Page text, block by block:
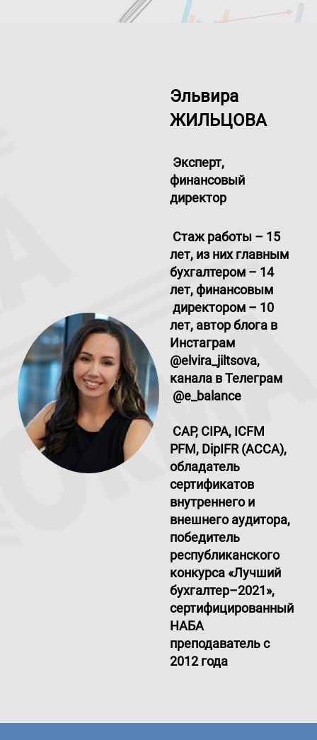
Эльвира
ЖИЛЬЦОВА
Эксперт,
финансовый
директор
Стаж работы – 15
лет, из них главным
бухгалтером – 14
лет, финансовым
директором – 10
лет, автор блога в
Инстаграм
@elvira jiltsova,
канала в Телеграм
@e balance
CAP, CIPA, ICFM
PFM, DipIFR (ACCA),
обладатель
сертификатов
внутреннего и
внешнего аудитора,
победитель
республиканского
конкурса «Лучший
бухгалтер–2021»,
сертифицированный
НАБА
преподаватель с
2012 года